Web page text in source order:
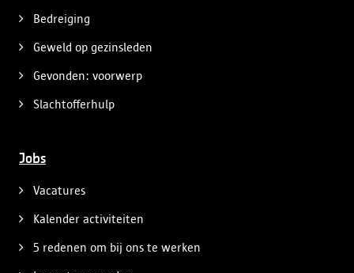
Bedreiging
Geweld op gezinsleden
Gevonden: voorwerp
Slachtofferhulp
Jobs
Vacatures
Kalender activiteiten
5 redenen om bij ons te werken